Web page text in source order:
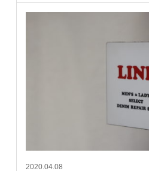
2020.04.08